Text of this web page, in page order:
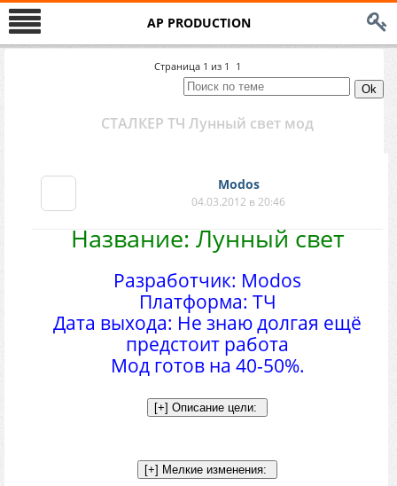
AP PRODUCTION
Страница 1 из 1 1
СТАЛКЕР ТЧ Лунный свет мод
Modos
04.03.2012 в 20:46
Название: Лунный свет
Разработчик: Modos
Платформа: ТЧ
Дата выхода: Не знаю долгая ещё
предстоит работа
Мод готов на 40-50%.